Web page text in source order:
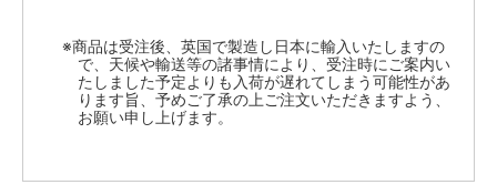
※商品は受注後、英国で製造し日本に輸入いたしますの
で、天候や輸送等の諸事情により、受注時にご案内い
たしました予定よりも入荷が遅れてしまう可能性があ
ります旨、予めご了承の上ご注文いただきますよう、
お願い申し上げます。